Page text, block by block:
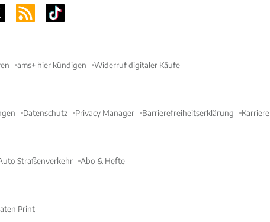
ams+ hier kündigen Widerruf digitaler Käufe
Datenschutz Privacy Manager Barrierefreiheitserklärung Karriere
Straßenverkehr Abo & Hefte
Print